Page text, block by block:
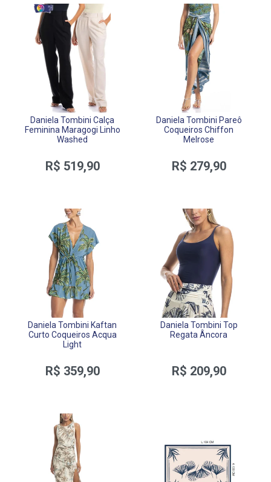
Daniela Tombini Calça
Feminina Maragogi Linho
Washed
R$ 519,90
Daniela Tombini Pareô
Coqueiros Chiffon
Melrose
R$ 279,90
Daniela Tombini Kaftan
Curto Coqueiros Acqua
Light
R$ 359,90
Daniela Tombini Top
Regata Âncora
R$ 209,90